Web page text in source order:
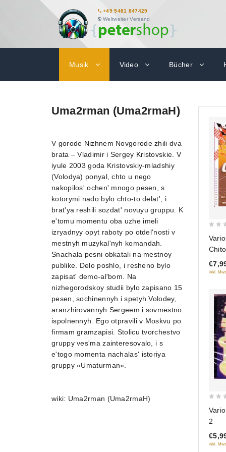
+49 5481 847429
Weltweiter Versand
Musik Video Bücher
of
5
inkl.
of
5
2
inkl.
Uma2rman (Uma2rmaH)
V gorode Nizhnem Novgorode zhili dva
brata – Vladimir i Sergey Kristovskie. V
iyule 2003 goda Kristovskiy-mladshiy
(Volodya) ponyal, chto u nego
nakopilos' ochen' mnogo pesen, s
kotorymi nado bylo chto-to delat', i
brat'ya reshili sozdat' novuyu gruppu. K
e'tomu momentu oba uzhe imeli
izryadnyy opyt raboty po otdel'nosti v
mestnyh muzykal'nyh komandah.
Snachala pesni obkatali na mestnoy
publike. Delo poshlo, i resheno bylo
zapisat' demo-al'bom. Na
nizhegorodskoy studii bylo zapisano 15
pesen, sochinennyh i spetyh Volodey,
aranzhirovannyh Sergeem i sovmestno
ispolnennyh. Ego otpravili v Moskvu po
firmam gramzapisi. Stolicu tvorchestvo
gruppy ves'ma zainteresovalo, i s
e'togo momenta nachalas' istoriya
gruppy «Umaturman».
wiki: Uma2rman (Uma2rmaH)